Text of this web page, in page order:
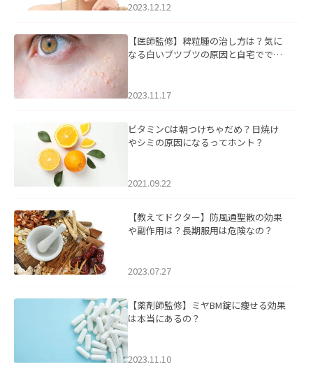
2023.12.12
【医師監修】稗粒腫の治し方は？気に
なる白いブツブツの原因と自宅ででき
2023.11.17
ビタミンCは朝つけちゃだめ？日焼け
やシミの原因になるってホント？
2021.09.22
【教えてドクター】防風通聖散の効果
や副作用は？長期服用は危険なの？
2023.07.27
【薬剤師監修】ミヤBM錠に痩せる効果
は本当にあるの？
2023.11.10